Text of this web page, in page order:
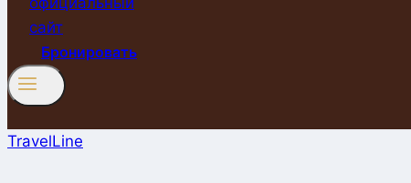
Бронировать
TravelLine